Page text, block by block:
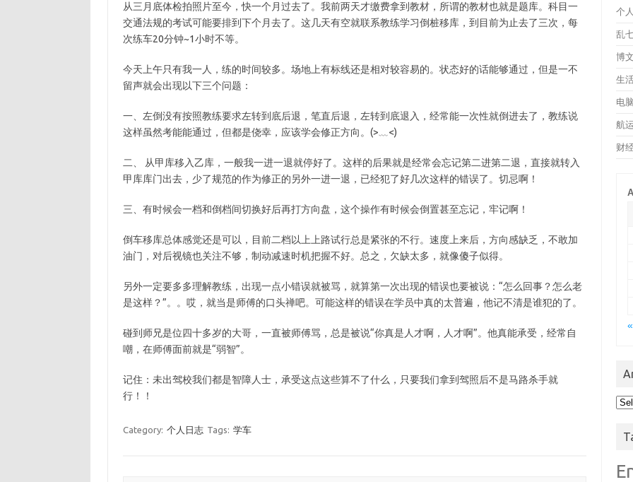
从三月底体检拍照片至今，快一个月过去了。我前两天才缴费拿到教材，所谓的教材也就是题库。科目一
交通法规的考试可能要排到下个月去了。这几天有空就联系教练学习倒桩移库，到目前为止去了三次，每
次练车20分钟~1小时不等。
今天上午只有我一人，练的时间较多。场地上有标线还是相对较容易的。状态好的话能够通过，但是一不
留声就会出现以下三个问题：
一、左倒没有按照教练要求左转到底后退，笔直后退，左转到底退入，经常能一次性就倒进去了，教练说
这样虽然考能能通过，但都是侥幸，应该学会修正方向。(>﹏<)
二、 从甲库移入乙库，一般我一进一退就停好了。这样的后果就是经常会忘记第二进第二退，直接就转入
甲库库门出去，少了规范的作为修正的另外一进一退，已经犯了好几次这样的错误了。切忌啊！
三、有时候会一档和倒档间切换好后再打方向盘，这个操作有时候会倒置甚至忘记，牢记啊！
倒车移库总体感觉还是可以，目前二档以上上路试行总是紧张的不行。速度上来后，方向感缺乏，不敢加
油门，对后视镜也关注不够，制动减速时机把握不好。总之，欠缺太多，就像傻子似得。
另外一定要多多理解教练，出现一点小错误就被骂，就算第一次出现的错误也要被说：“怎么回事？怎么老
是这样？”。。哎，就当是师傅的口头禅吧。可能这样的错误在学员中真的太普遍，他记不清是谁犯的了。
碰到师兄是位四十多岁的大哥，一直被师傅骂，总是被说“你真是人才啊，人才啊”。他真能承受，经常自
嘲，在师傅面前就是“弱智”。
记住：未出驾校我们都是智障人士，承受这点这些算不了什么，只要我们拿到驾照后不是马路杀手就
行！！
Category: 个人日志 Tags: 学车
个
乱
博
生
电
航
财